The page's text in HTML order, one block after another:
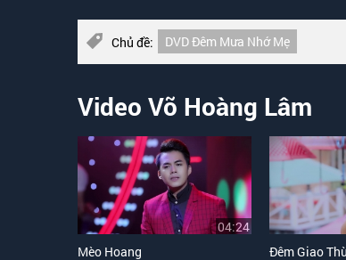
Chủ đề: DVD Đêm Mưa Nhớ Mẹ
Video Võ Hoàng Lâm
04:24
Mèo Hoang